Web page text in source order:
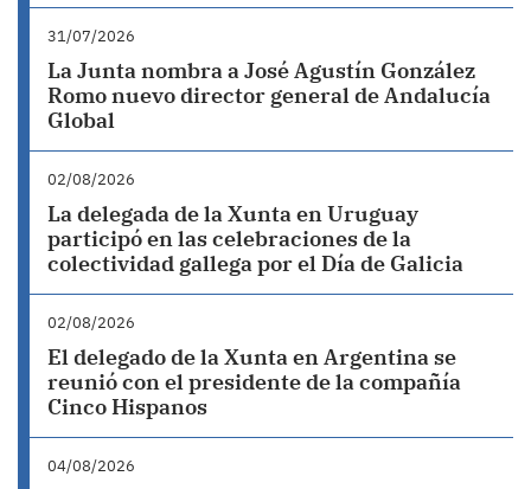
31/07/2026
La Junta nombra a José Agustín González
Romo nuevo director general de Andalucía
Global
02/08/2026
La delegada de la Xunta en Uruguay
participó en las celebraciones de la
colectividad gallega por el Día de Galicia
02/08/2026
El delegado de la Xunta en Argentina se
reunió con el presidente de la compañía
Cinco Hispanos
04/08/2026